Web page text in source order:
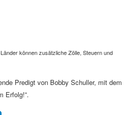
können zusätzliche Zölle, Steuern und
Predigt von Bobby Schuller, mit dem
Erfolg!”.